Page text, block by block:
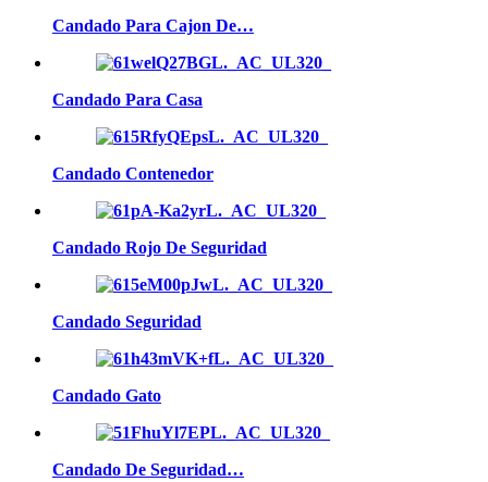
Candado Para Cajon De…
Candado Para Casa
Candado Contenedor
Candado Rojo De Seguridad
Candado Seguridad
Candado Gato
Candado De Seguridad…